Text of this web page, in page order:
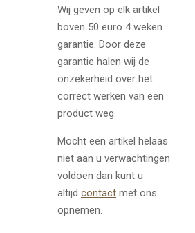
Wij geven op elk artikel
boven 50 euro 4 weken
garantie. Door deze
garantie halen wij de
onzekerheid over het
correct werken van een
product weg.
Mocht een artikel helaas
niet aan u verwachtingen
voldoen dan kunt u
altijd contact met ons
opnemen.